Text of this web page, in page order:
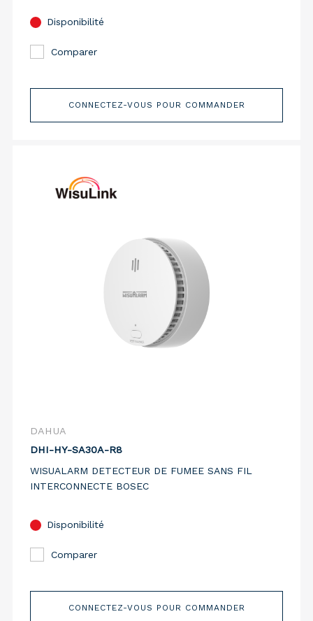
Disponibilité
Comparer
CONNECTEZ-VOUS POUR COMMANDER
DAHUA
DHI-HY-SA30A-R8
WISUALARM DETECTEUR DE FUMEE SANS FIL
INTERCONNECTE BOSEC
Disponibilité
Comparer
CONNECTEZ-VOUS POUR COMMANDER